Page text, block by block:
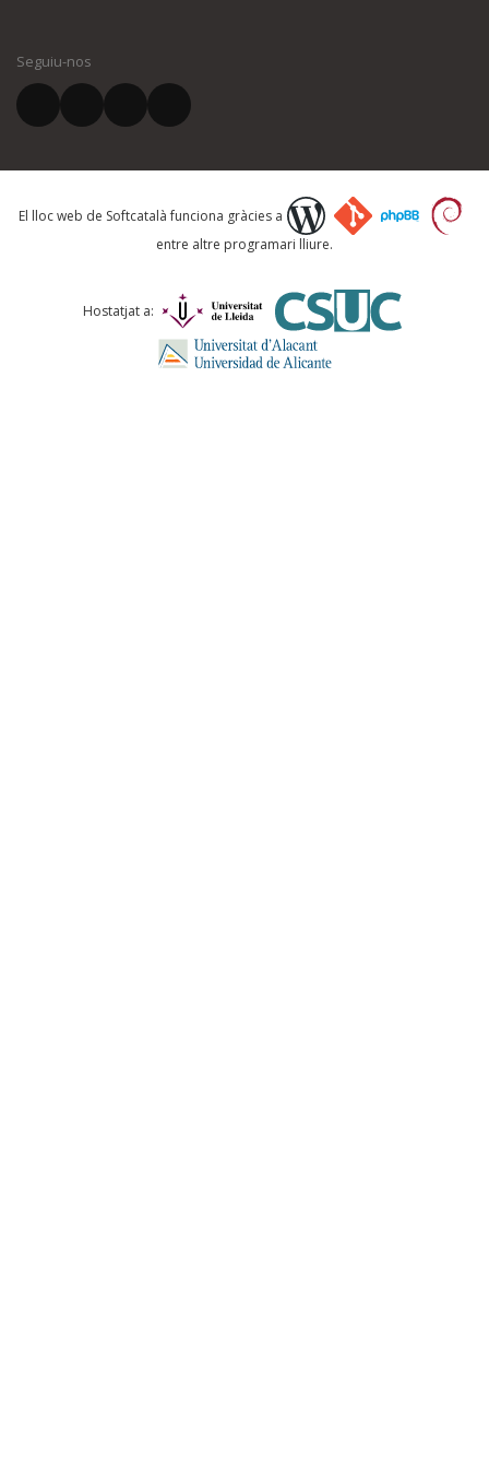
El vostre correu electrònic *
Què proposeu?
Comentari *
Seguiu-nos
El lloc web de Softcatalà funciona gràcies a
entre altre programari lliure.
Hostatjat a: